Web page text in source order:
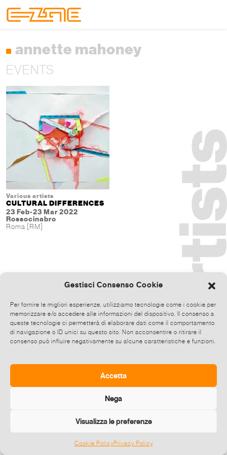
Gestisci Consenso Cookie
Per fornire le migliori esperienze, utilizziamo tecnologie come i cookie per
memorizzare e/o accedere alle informazioni del dispositivo. Il consenso a
queste tecnologie ci permetterà di elaborare dati come il comportamento
di navigazione o ID unici su questo sito. Non acconsentire o ritirare il
consenso può influire negativamente su alcune caratteristiche e funzioni.
Accetta
Nega
Visualizza le preferenze
Cookie PolicyPrivacy Policy
annette mahoney
EVENTS
Various artists
CULTURAL DIFFERENCES
23 Feb-23 Mar 2022
Rossocinabro
Roma [RM]
©2026 E-zine